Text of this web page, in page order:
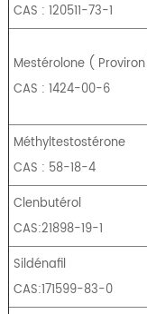
CAS : 120511-73-1
Mestérolone ( Proviron
CAS : 1424-00-6
Méthyltestostérone
CAS : 58-18-4
Clenbutérol
CAS:21898-19-1
Sildénafil
CAS:171599-83-0